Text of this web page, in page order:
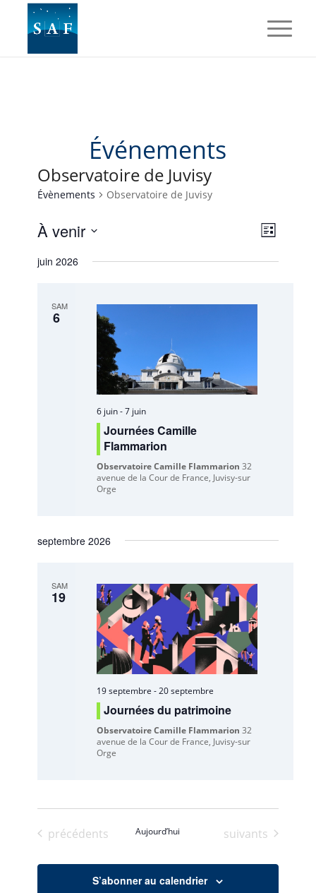
Événements
Observatoire de Juvisy
Évènements Observatoire de Juvisy
de
vues
Liste
À venir
une
juin 2026
SAM
6
6 juin-7 juin
Journées Camille
Flammarion
Observatoire Camille Flammarion32
avenue de la Cour de France, Juvisy-sur
Orge
septembre 2026
SAM
19
19 septembre -20 septembre
Journées du patrimoine
Observatoire Camille Flammarion32
avenue de la Cour de France, Juvisy-sur
Orge
Évènements
précédents Aujourd’hui Évènements
suivants
S’abonner au calendrier